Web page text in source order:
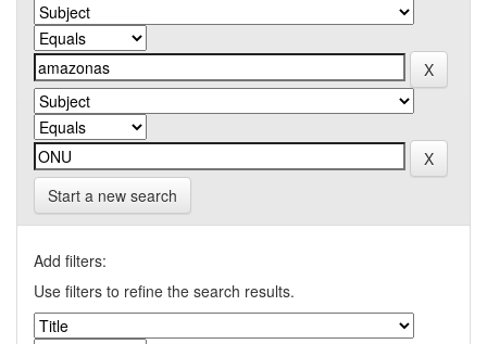
Start a new search
Add filters:
Use filters to refine the search results.